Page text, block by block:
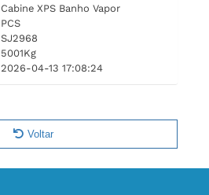
Cabine XPS Banho Vapor
PCS
SJ2968
5001Kg
2026-04-13 17:08:24
Voltar